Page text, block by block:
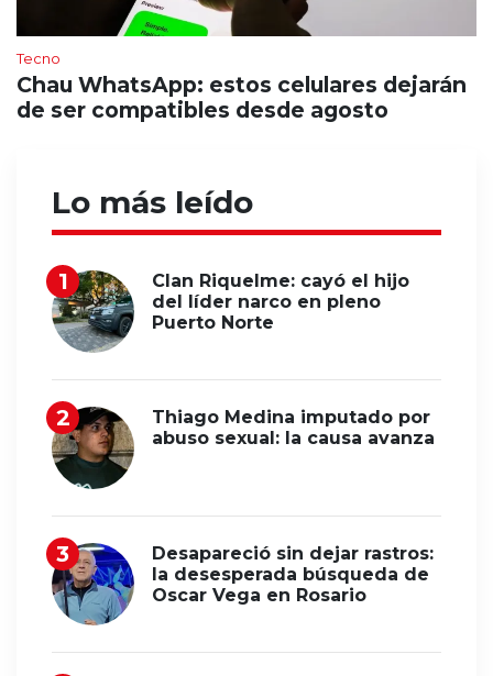
Tecno
Chau WhatsApp: estos celulares dejarán
de ser compatibles desde agosto
Lo más leído
Clan Riquelme: cayó el hijo
del líder narco en pleno
Puerto Norte
Thiago Medina imputado por
abuso sexual: la causa avanza
Desapareció sin dejar rastros:
la desesperada búsqueda de
Oscar Vega en Rosario